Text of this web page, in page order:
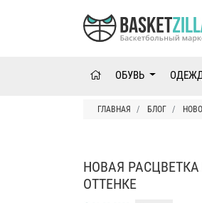
ОБУВЬ
ГЛАВНАЯ БЛОГ
НОВАЯ РАСЦВЕТКА
ОТТЕНКЕ